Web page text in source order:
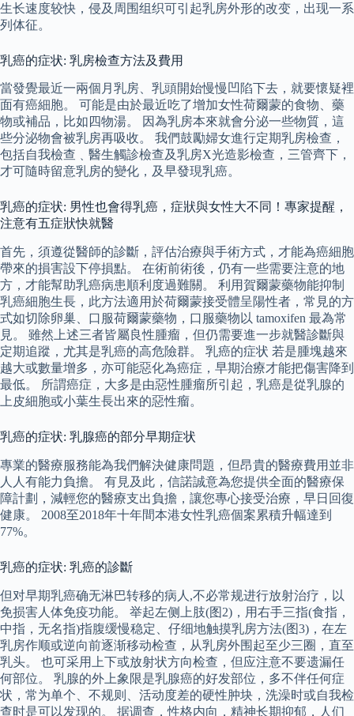
生长速度较快，侵及周围组织可引起乳房外形的改变，出现一系
列体征。
乳癌的症状: 乳房檢查方法及費用
當發覺最近一兩個月乳房、乳頭開始慢慢凹陷下去，就要懷疑裡
面有癌細胞。 可能是由於最近吃了增加女性荷爾蒙的食物、藥
物或補品，比如四物湯。 因為乳房本來就會分泌一些物質，這
些分泌物會被乳房再吸收。 我們鼓勵婦女進行定期乳房檢查，
包括自我檢查﹑醫生觸診檢查及乳房X光造影檢查，三管齊下，
才可隨時留意乳房的變化，及早發現乳癌。
乳癌的症状: 男性也會得乳癌，症狀與女性大不同！專家提醒，
注意有五症狀快就醫
首先，須遵從醫師的診斷，評估治療與手術方式，才能為癌細胞
帶來的損害設下停損點。 在術前術後，仍有一些需要注意的地
方，才能幫助乳癌病患順利度過難關。 利用賀爾蒙藥物能抑制
乳癌細胞生長，此方法適用於荷爾蒙接受體呈陽性者，常見的方
式如切除卵巢、口服荷爾蒙藥物，口服藥物以 tamoxifen 最為常
見。 雖然上述三者皆屬良性腫瘤，但仍需要進一步就醫診斷與
定期追蹤，尤其是乳癌的高危險群。 乳癌的症状 若是腫塊越來
越大或數量增多，亦可能惡化為癌症，早期治療才能把傷害降到
最低。 所謂癌症，大多是由惡性腫瘤所引起，乳癌是從乳腺的
上皮細胞或小葉生長出來的惡性瘤。
乳癌的症状: 乳腺癌的部分早期症状
專業的醫療服務能為我們解決健康問題，但昂貴的醫療費用並非
人人有能力負擔。 有見及此，信諾誠意為您提供全面的醫療保
障計劃，減輕您的醫療支出負擔，讓您專心接受治療，早日回復
健康。 2008至2018年十年間本港女性乳癌個案累積升幅達到
77%。
乳癌的症状: 乳癌的診斷
但对早期乳癌确无淋巴转移的病人,不必常规进行放射治疗，以
免损害人体免疫功能。 举起左侧上肢(图2)，用右手三指(食指，
中指，无名指)指腹缓慢稳定、仔细地触摸乳房方法(图3)，在左
乳房作顺或逆向前逐渐移动检查，从乳房外围起至少三圈，直至
乳头。 也可采用上下或放射状方向检查，但应注意不要遗漏任
何部位。 乳腺的外上象限是乳腺癌的好发部位，多不伴任何症
状，常为单个、不规则、活动度差的硬性肿块，洗澡时或自我检
查时是可以发现的。 据调查，性格内向，精神长期抑郁，人们